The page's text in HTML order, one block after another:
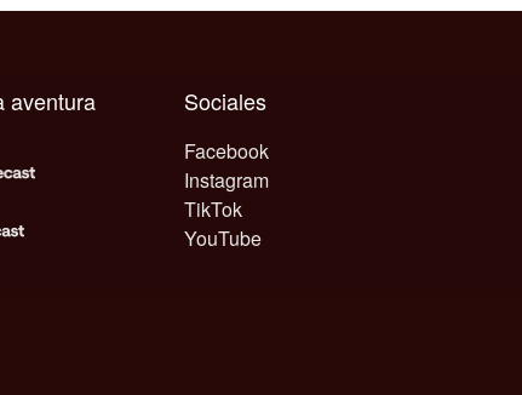
Sociales
Facebook
Instagram
TikTok
YouTube
aventura